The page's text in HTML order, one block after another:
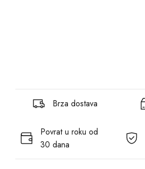
Brza dostava
Povrat u roku od
30 dana